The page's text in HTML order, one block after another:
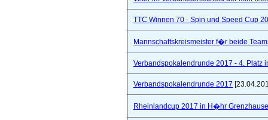
TTC Winnen 70 - Spin und Speed Cup
Mannschaftskreismeister f�r beide
Verbandspokalendrunde 2017 - 4. Platz
Verbandspokalendrunde 2017
Rheinlandcup 2017 in H�hr